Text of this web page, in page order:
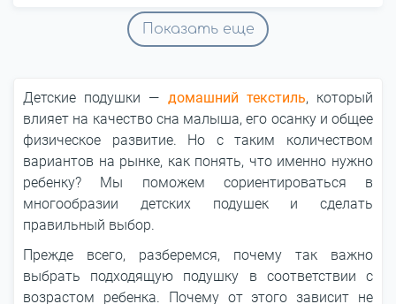
Показать еще
Детские подушки ― домашний текстиль, который
влияет на качество сна малыша, его осанку и общее
физическое развитие. Но с таким количеством
вариантов на рынке, как понять, что именно нужно
ребенку? Мы поможем сориентироваться в
многообразии детских подушек и сделать
правильный выбор.
Прежде всего, разберемся, почему так важно
выбрать подходящую подушку в соответствии с
возрастом ребенка. Почему от этого зависит не